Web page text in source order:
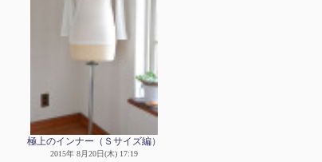
極上のインナー（Ｓサイズ編）
2015年 8月20日(木) 17:19